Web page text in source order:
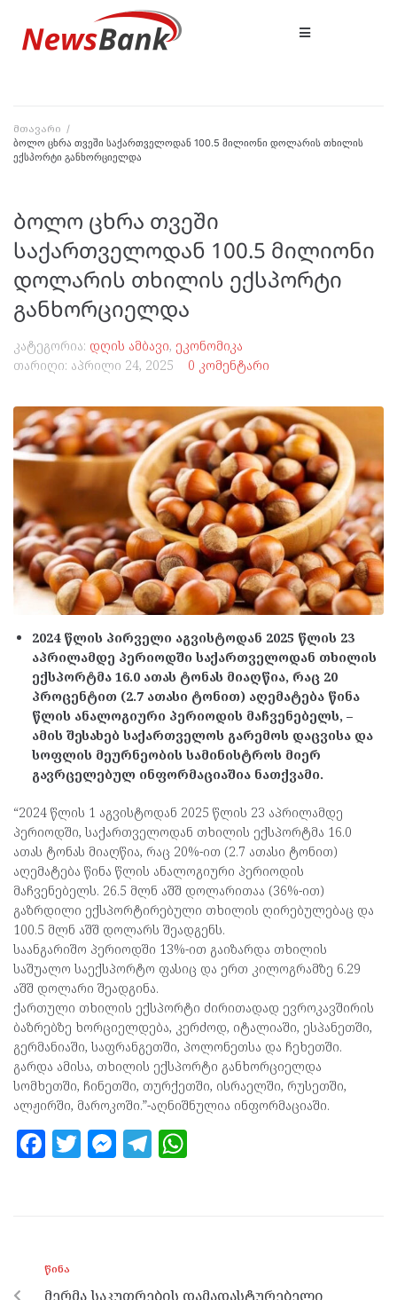
მთავარი /
ბოლო ცხრა თვეში საქართველოდან 100.5 მილიონი დოლარის თხილის
ექსპორტი განხორციელდა
ბოლო ცხრა თვეში
საქართველოდან 100.5 მილიონი
დოლარის თხილის ექსპორტი
განხორციელდა
კატეგორია: დღის ამბავი, ეკონომიკა
თარიღი: აპრილი 24, 2025 0 კომენტარი
2024 წლის პირველი აგვისტოდან 2025 წლის 23
აპრილამდე პერიოდში საქართველოდან თხილის
ექსპორტმა 16.0 ათას ტონას მიაღწია, რაც 20
პროცენტით (2.7 ათასი ტონით) აღემატება წინა
წლის ანალოგიური პერიოდის მაჩვენებელს, –
ამის შესახებ საქართველოს გარემოს დაცვისა და
სოფლის მეურნეობის სამინისტროს მიერ
გავრცელებულ ინფორმაციაშია ნათქვამი.
“2024 წლის 1 აგვისტოდან 2025 წლის 23 აპრილამდე
პერიოდში, საქართველოდან თხილის ექსპორტმა 16.0
ათას ტონას მიაღწია, რაც 20%-ით (2.7 ათასი ტონით)
აღემატება წინა წლის ანალოგიური პერიოდის
მაჩვენებელს. 26.5 მლნ აშშ დოლარითაა (36%-ით)
გაზრდილი ექსპორტირებული თხილის ღირებულებაც და
100.5 მლნ აშშ დოლარს შეადგენს.
საანგარიშო პერიოდში 13%-ით გაიზარდა თხილის
საშუალო საექსპორტო ფასიც და ერთ კილოგრამზე 6.29
აშშ დოლარი შეადგინა.
ქართული თხილის ექსპორტი ძირითადად ევროკავშირის
ბაზრებზე ხორციელდება, კერძოდ, იტალიაში, ესპანეთში,
გერმანიაში, საფრანგეთში, პოლონეთსა და ჩეხეთში.
გარდა ამისა, თხილის ექსპორტი განხორციელდა
სომხეთში, ჩინეთში, თურქეთში, ისრაელში, რუსეთში,
ალჟირში, მაროკოში.”-აღნიშნულია ინფორმაციაში.
F
o
o
T M
er
T
m p
ᲬᲘᲜᲐ
მერმა საკუთრების დამადასტურებელი